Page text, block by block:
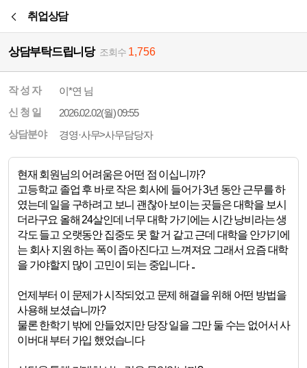
취업상담
상담부탁드립니당 조회수 1,756
작 성 자
이*연 님
신 청 일
2026.02.02(월) 09:55
상담분야
경영·사무>사무담당자
현재 회원님의 어려움은 어떤 점 이십니까?
고등학교 졸업 후 바로 작은 회사에 들어가 3년 동안 근무를 하
였는데 일을 구하려고 보니 괜찮아 보이는 곳들은 대학을 보시
더라구요 올해 24살인데 너무 대학 가기에는 시간 낭비라는 생
각도 들고 오랫동안 집중도 못 할 거 같고 근데 대학을 안가기에
는 회사 지원 하는 폭이 좁아진다고 느껴져요 그래서 요즘 대학
을 가야할지 많이 고민이 되는 중입니다 ..
언제부터 이 문제가 시작되었고 문제 해결을 위해 어떤 방법을
사용해 보셨습니까?
물론 한학기 밖에 안들었지만 당장 일을 그만 둘 수는 없어서 사
이버대 부터 가입 했었습니다